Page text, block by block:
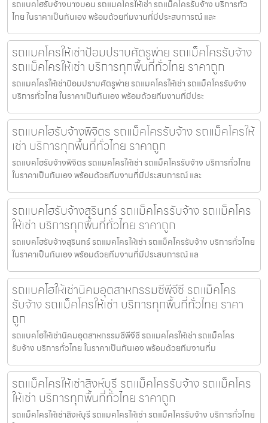
รถแบคโฮรับจ้างบางบอน รถแมคโครให้เช่า รถแม็คโครรับจ้าง บริการทั่ว
ไทย ในราคาเป็นกันเอง พร้อมด้วยทีมงานที่มีประสบการณ์ และ
รถแมคโครให้เช่าป้อมปราบศัตรูพ่าย รถแม็คโครรับจ้าง
รถแม็คโครให้เช่า บริการทุกพื้นที่ทั่วไทย ราคาถูก
รถแมคโครให้เช่าป้อมปราบศัตรูพ่าย รถแมคโครให้เช่า รถแม็คโครรับจ้าง
บริการทั่วไทย ในราคาเป็นกันเอง พร้อมด้วยทีมงานที่มีประ
รถแบคโฮรับจ้างพิจิตร รถแม็คโครรับจ้าง รถแม็คโครให้
เช่า บริการทุกพื้นที่ทั่วไทย ราคาถูก
รถแบคโฮรับจ้างพิจิตร รถแมคโครให้เช่า รถแม็คโครรับจ้าง บริการทั่วไทย
ในราคาเป็นกันเอง พร้อมด้วยทีมงานที่มีประสบการณ์ และ
รถแบคโฮรับจ้างสุรินทร์ รถแม็คโครรับจ้าง รถแม็คโคร
ให้เช่า บริการทุกพื้นที่ทั่วไทย ราคาถูก
รถแบคโฮรับจ้างสุรินทร์ รถแมคโครให้เช่า รถแม็คโครรับจ้าง บริการทั่วไทย
ในราคาเป็นกันเอง พร้อมด้วยทีมงานที่มีประสบการณ์ แล
รถแบคโฮให้เช่านิคมอุตสาหกรรมซีพีจีซี รถแม็คโคร
รับจ้าง รถแม็คโครให้เช่า บริการทุกพื้นที่ทั่วไทย ราคา
ถูก
รถแบคโฮให้เช่านิคมอุตสาหกรรมซีพีจีซี รถแมคโครให้เช่า รถแม็คโคร
รับจ้าง บริการทั่วไทย ในราคาเป็นกันเอง พร้อมด้วยทีมงานที่ม
รถแม็คโครให้เช่าสิงห์บุรี รถแม็คโครรับจ้าง รถแม็คโคร
ให้เช่า บริการทุกพื้นที่ทั่วไทย ราคาถูก
รถแม็คโครให้เช่าสิงห์บุรี รถแมคโครให้เช่า รถแม็คโครรับจ้าง บริการทั่วไทย